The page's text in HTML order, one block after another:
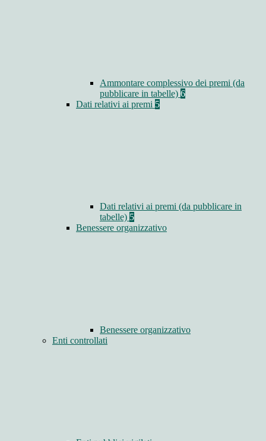
Ammontare complessivo dei premi (da
pubblicare in tabelle) 6
Dati relativi ai premi 5
Dati relativi ai premi (da pubblicare in
tabelle) 5
Benessere organizzativo
Benessere organizzativo
Enti controllati